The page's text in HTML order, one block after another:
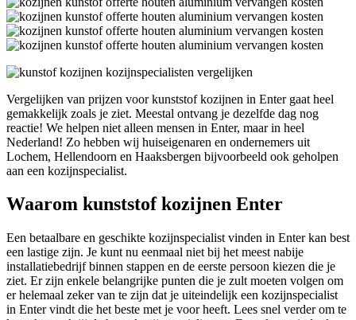
Vergelijken van prijzen voor kunststof kozijnen in Enter gaat heel
gemakkelijk zoals je ziet. Meestal ontvang je dezelfde dag nog
reactie! We helpen niet alleen mensen in Enter, maar in heel
Nederland! Zo hebben wij huiseigenaren en ondernemers uit
Lochem, Hellendoorn en Haaksbergen bijvoorbeeld ook geholpen
aan een kozijnspecialist.
Waarom kunststof kozijnen Enter
Een betaalbare en geschikte kozijnspecialist vinden in Enter kan best
een lastige zijn. Je kunt nu eenmaal niet bij het meest nabije
installatiebedrijf binnen stappen en de eerste persoon kiezen die je
ziet. Er zijn enkele belangrijke punten die je zult moeten volgen om
er helemaal zeker van te zijn dat je uiteindelijk een kozijnspecialist
in Enter vindt die het beste met je voor heeft. Lees snel verder om te